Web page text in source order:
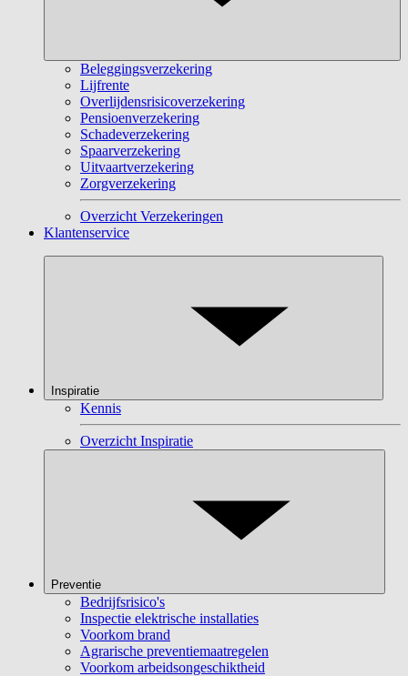
Beleggingsverzekering
Lijfrente
Overlijdensrisicoverzekering
Pensioenverzekering
Schadeverzekering
Spaarverzekering
Uitvaartverzekering
Zorgverzekering
Overzicht Verzekeringen
Klantenservice
Inspiratie
Kennis
Overzicht Inspiratie
Preventie
Bedrijfsrisico's
Inspectie elektrische installaties
Voorkom brand
Agrarische preventiemaatregelen
Voorkom arbeidsongeschiktheid